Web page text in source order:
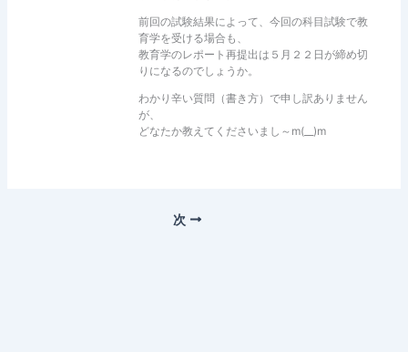
前回の試験結果によって、今回の科目試験で教
育学を受ける場合も、
教育学のレポート再提出は５月２２日が締め切
りになるのでしょうか。
わかり辛い質問（書き方）で申し訳ありません
が、
どなたか教えてくださいまし～m(__)m
次